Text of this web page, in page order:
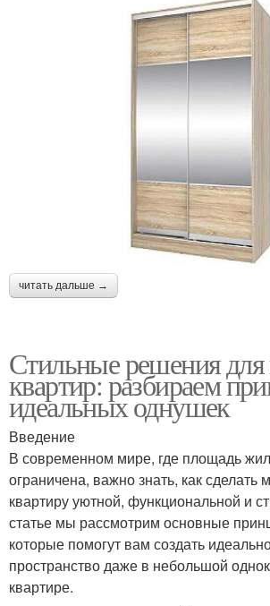
читать дальше →
Стильные решения
квартир: разбираем
идеальных однушек
Введение
В современном мире, где площадь
ограничена, важно знать, как сделать
квартиру уютной, функциональной и
статье мы рассмотрим основные
которые помогут вам создать
пространство даже в небольшой
квартире.